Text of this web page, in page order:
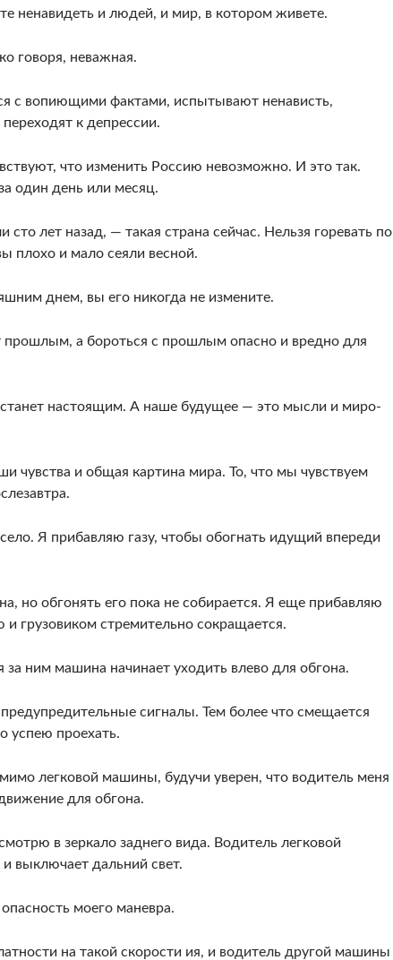
ненавидеть и людей, и мир, в котором живете.
говоря, не­важная.
с вопию­щими фактами, испытывают ненависть,
к депрессии.
что изменить Россию невозможно. И это так.
один день или месяц.
сто лет назад, — такая страна сейчас. Нельзя горевать по
плохо и мало сеяли весной.
днем, вы его никогда не измените.
про­шлым, а бороться с прошлым опасно и вредно для
станет на­стоящим. А наше будущее — это мысли и миро­
чув­ства и общая картина мира. То, что мы чувствуем
Я прибав­ляю газу, чтобы обогнать идущий впереди
но обгонять его пока не собирается. Я еще прибавляю
грузовиком стремитель­но сокращается.
ним машина начинает уходить влево для обго­на.
сигналы. Тем более что смещается
успею проехать.
легковой машины, будучи уверен, что водитель меня
для обгона.
в зеркало задне­го вида. Водитель легковой
выключает дальний свет.
моего маневра.
на та­кой скорости ия, и водитель другой машины